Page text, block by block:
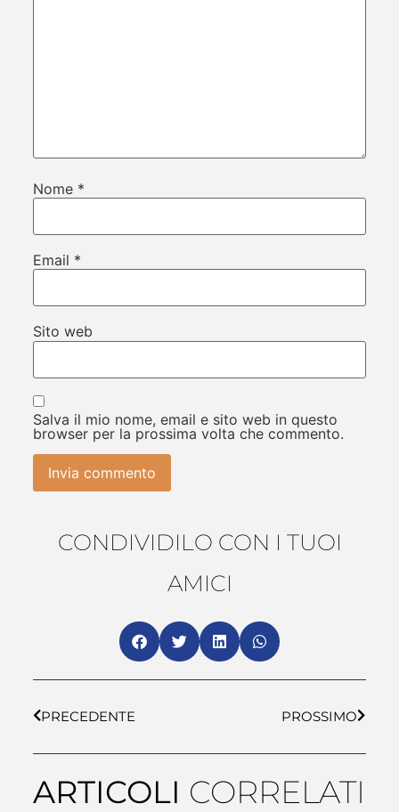
Nome *
Email *
Sito web
Salva il mio nome, email e sito web in questo
browser per la prossima volta che commento.
CONDIVIDILO CON I TUOI
AMICI
PRECEDENTE PROSSIMO
ARTICOLI CORRELATI